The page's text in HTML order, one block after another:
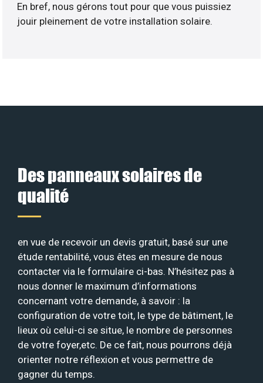
En bref, nous gérons tout pour que vous puissiez
jouir pleinement de votre installation solaire.
Des panneaux solaires de
qualité
en vue de recevoir un devis gratuit, basé sur une
étude rentabilité, vous êtes en mesure de nous
contacter via le formulaire ci-bas. N’hésitez pas à
nous donner le maximum d’informations
concernant votre demande, à savoir : la
configuration de votre toit, le type de bâtiment, le
lieux où celui-ci se situe, le nombre de personnes
de votre foyer,etc. De ce fait, nous pourrons déjà
orienter notre réflexion et vous permettre de
gagner du temps.